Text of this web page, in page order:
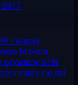
24/7
i więcej
brokera
prywatny VPN
nigdy nie śpi